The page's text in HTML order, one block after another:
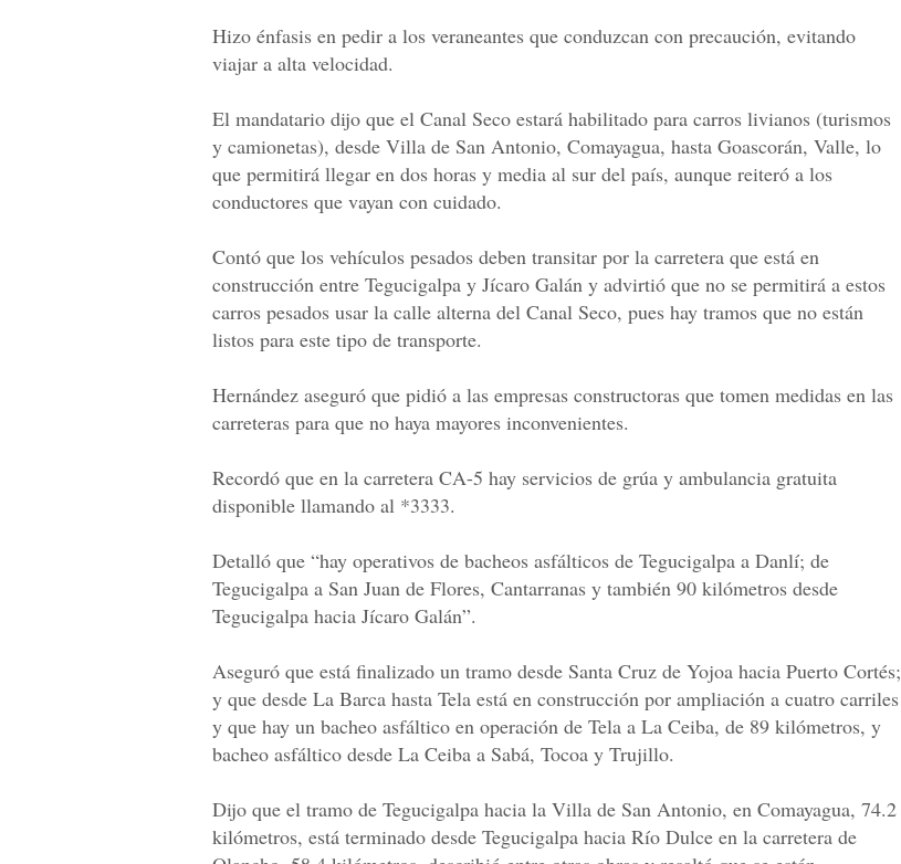
Hizo énfasis en pedir a los veraneantes que conduzcan con precaución, evitando
viajar a alta velocidad.
El mandatario dijo que el Canal Seco estará habilitado para carros livianos (turismos
y camionetas), desde Villa de San Antonio, Comayagua, hasta Goascorán, Valle, lo
que permitirá llegar en dos horas y media al sur del país, aunque reiteró a los
conductores que vayan con cuidado.
Contó que los vehículos pesados deben transitar por la carretera que está en
construcción entre Tegucigalpa y Jícaro Galán y advirtió que no se permitirá a estos
carros pesados usar la calle alterna del Canal Seco, pues hay tramos que no están
listos para este tipo de transporte.
Hernández aseguró que pidió a las empresas constructoras que tomen medidas en las
carreteras para que no haya mayores inconvenientes.
Recordó que en la carretera CA-5 hay servicios de grúa y ambulancia gratuita
disponible llamando al *3333.
Detalló que “hay operativos de bacheos asfálticos de Tegucigalpa a Danlí; de
Tegucigalpa a San Juan de Flores, Cantarranas y también 90 kilómetros desde
Tegucigalpa hacia Jícaro Galán”.
Aseguró que está finalizado un tramo desde Santa Cruz de Yojoa hacia Puerto Cortés;
y que desde La Barca hasta Tela está en construcción por ampliación a cuatro carriles
y que hay un bacheo asfáltico en operación de Tela a La Ceiba, de 89 kilómetros, y
bacheo asfáltico desde La Ceiba a Sabá, Tocoa y Trujillo.
Dijo que el tramo de Tegucigalpa hacia la Villa de San Antonio, en Comayagua, 74.2
kilómetros, está terminado desde Tegucigalpa hacia Río Dulce en la carretera de